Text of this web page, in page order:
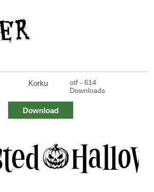
Korku
otf - 614
Downloads
Download